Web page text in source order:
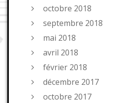
octobre 2018
septembre 2018
mai 2018
avril 2018
février 2018
décembre 2017
octobre 2017